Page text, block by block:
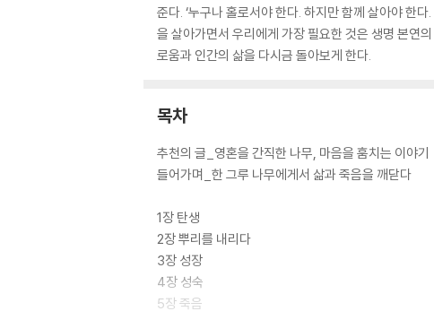
준다. ‘누구나 홀로서야 한다. 하지만 함께 살아야 한
을 살아가면서 우리에게 가장 필요한 것은 생명 본연
로움과 인간의 삶을 다시금 돌아보게 한다.
목차
추천의 글_영혼을 간직한 나무, 마음을 훔치는 이야기
들어가며_한 그루 나무에게서 삶과 죽음을 깨닫다
1장 탄생
2장 뿌리를 내리다
3장 성장
4장 성숙
5장 죽음